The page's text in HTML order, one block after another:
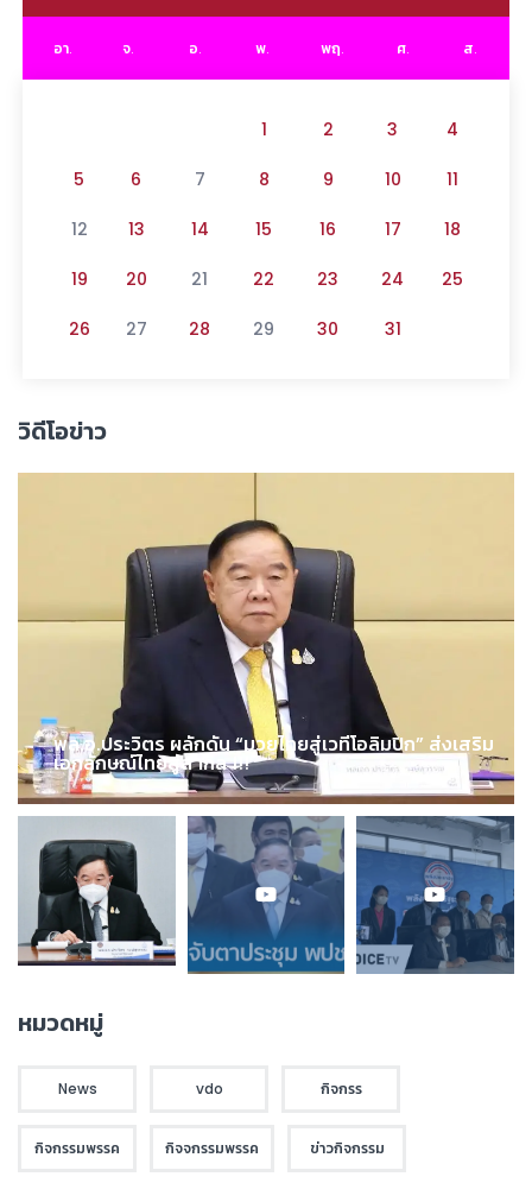
อา. จ. อ. พ. พฤ. ศ. ส.
1 2 3 4
5 6 7 8 9 10 11
12 13 14 15 16 17 18
19 20 21 22 23 24 25
26 27 28 29 30 31
วิดีโอข่าว
พล.อ.ประวิตร ผลักดัน “มวยไทยสู่เวทีโอลิมปิก” ส่งเสริม
เอกลักษณ์ไทยสู่สากล !!!
หมวดหมู่
News vdo กิจกรร
กิจกรรมพรรค กิจจกรรมพรรค ข่าวกิจกรรม